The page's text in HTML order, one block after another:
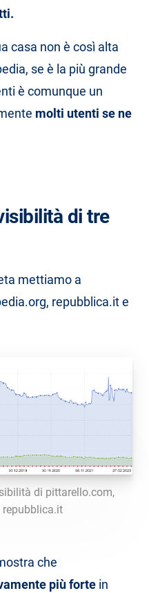
casa non è così alta
se è la più grande
è comunque un
molti utenti se ne
di tre
mettiamo a
repubblica.it e
di pittarello.com,
che
più forte in